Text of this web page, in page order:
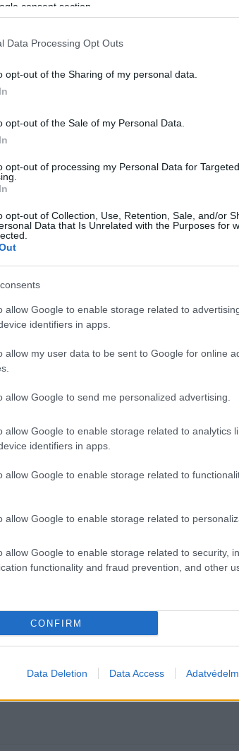
consent section.
Data Processing Opt Outs
opt-out of the Sharing of my personal data.
opt-out of the Sale of my Personal Data.
opt-out of processing my Personal Data for Targeted
opt-out of Collection, Use, Retention, Sale, and/or
Data that Is Unrelated with the Purposes for
allow Google to enable storage related to
identifiers in apps.
allow my user data to be sent to Google for online
allow Google to send me personalized advertising.
allow Google to enable storage related to analytics
identifiers in apps.
allow Google to enable storage related to
allow Google to enable storage related to
allow Google to enable storage related to security,
functionality and fraud prevention, and other
CONFIRM
Data Deletion Data Access
fontos a vita, és a politikai
egy nemzetet, hanem uralkodni
vészhelyzettel megpróbálják
sincs semmi köze a
Az emberek még érzik a
hogy az 1848-as forradalom és
tudja a nemzet szabadon akart
a függetlenséghez harc
olyan választ adott az akkori Magyar
az 56-os Hősök harcát az akkor
hiba volt az ellenállás. A magyar
a szovjet tankokkal. Hiba
jelent Ukrajna kapitulálásával.
és morális kudarc a fidesz
nyílt behódolás Putyin előtt. Lelkük
a béketáborhoz. Halottam
A béke valóban pozitív fogalom.
Annál aljasabb, és a korábban
a felemelő szóból a fidesz.
HIRDETÉS